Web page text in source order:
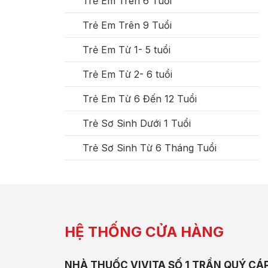
Trẻ Em Trên 9 Tuổi
Trẻ Em Từ 1- 5 tuổi
Trẻ Em Từ 2- 6 tuổi
Trẻ Em Từ 6 Đến 12 Tuổi
Trẻ Sơ Sinh Dưới 1 Tuổi
Trẻ Sơ Sinh Từ 6 Tháng Tuổi
HỆ THỐNG CỬA HÀNG
NHÀ THUỐC VIVITA SỐ 1 TRẦN QUÝ